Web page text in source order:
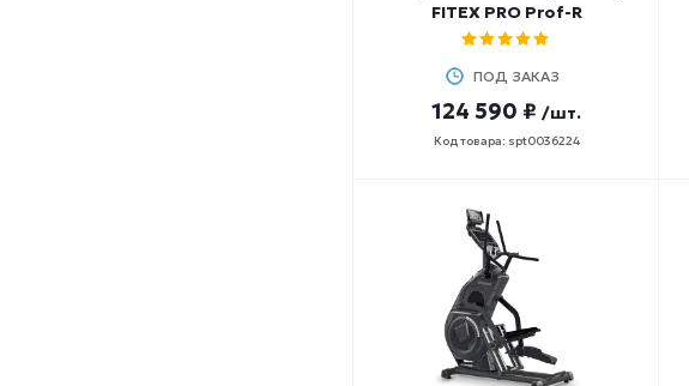
FITEX PRO Prof-R
ПОД ЗАКАЗ
124 590 ₽ /шт.
Код товара: spt0036224